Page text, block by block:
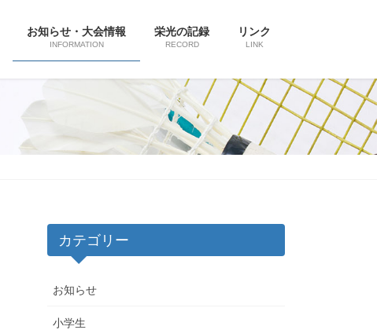
お知らせ・大会情報
INFORMATION
栄光の記録
RECORD
リンク
LINK
カテゴリー
お知らせ
小学生